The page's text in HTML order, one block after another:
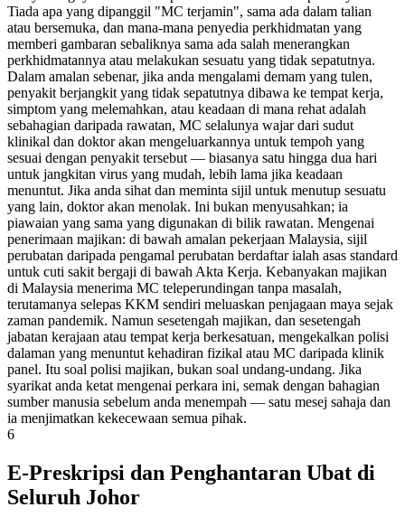
Tiada apa yang dipanggil "MC terjamin", sama ada dalam talian
atau bersemuka, dan mana-mana penyedia perkhidmatan yang
memberi gambaran sebaliknya sama ada salah menerangkan
perkhidmatannya atau melakukan sesuatu yang tidak sepatutnya.
Dalam amalan sebenar, jika anda mengalami demam yang tulen,
penyakit berjangkit yang tidak sepatutnya dibawa ke tempat kerja,
simptom yang melemahkan, atau keadaan di mana rehat adalah
sebahagian daripada rawatan, MC selalunya wajar dari sudut
klinikal dan doktor akan mengeluarkannya untuk tempoh yang
sesuai dengan penyakit tersebut — biasanya satu hingga dua hari
untuk jangkitan virus yang mudah, lebih lama jika keadaan
menuntut. Jika anda sihat dan meminta sijil untuk menutup sesuatu
yang lain, doktor akan menolak. Ini bukan menyusahkan; ia
piawaian yang sama yang digunakan di bilik rawatan. Mengenai
penerimaan majikan: di bawah amalan pekerjaan Malaysia, sijil
perubatan daripada pengamal perubatan berdaftar ialah asas standard
untuk cuti sakit bergaji di bawah Akta Kerja. Kebanyakan majikan
di Malaysia menerima MC teleperundingan tanpa masalah,
terutamanya selepas KKM sendiri meluaskan penjagaan maya sejak
zaman pandemik. Namun sesetengah majikan, dan sesetengah
jabatan kerajaan atau tempat kerja berkesatuan, mengekalkan polisi
dalaman yang menuntut kehadiran fizikal atau MC daripada klinik
panel. Itu soal polisi majikan, bukan soal undang-undang. Jika
syarikat anda ketat mengenai perkara ini, semak dengan bahagian
sumber manusia sebelum anda menempah — satu mesej sahaja dan
ia menjimatkan kekecewaan semua pihak.
6
E-Preskripsi dan Penghantaran Ubat di
Seluruh Johor